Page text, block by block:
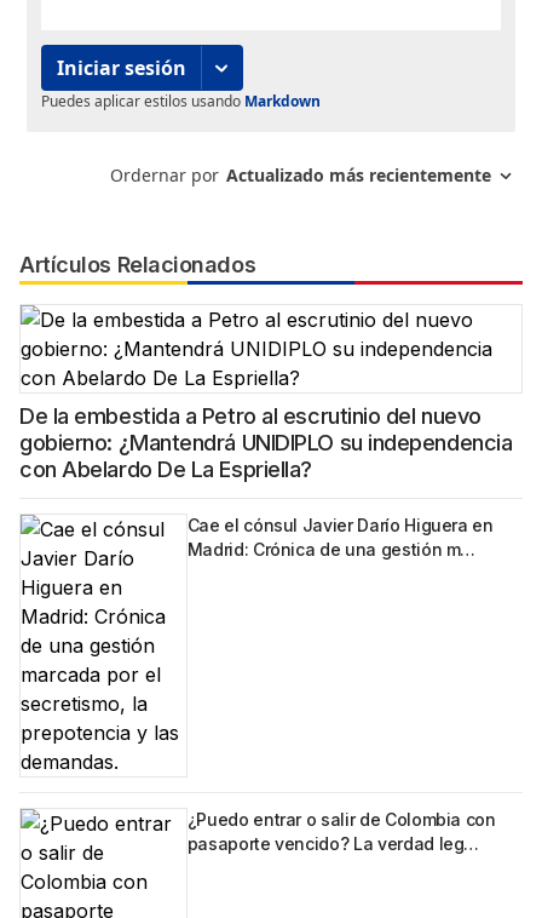
Artículos Relacionados
De la embestida a Petro al escrutinio del nuevo
gobierno: ¿Mantendrá UNIDIPLO su independencia
con Abelardo De La Espriella?
Cae el cónsul Javier Darío Higuera en
Madrid: Crónica de una gestión m…
¿Puedo entrar o salir de Colombia con
pasaporte vencido? La verdad leg…